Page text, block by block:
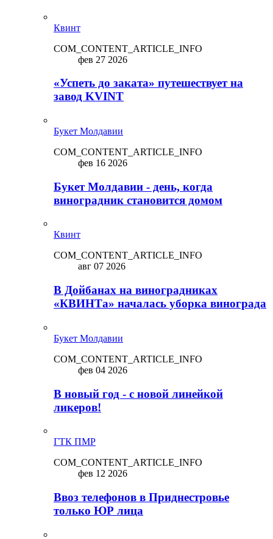
Квинт
COM_CONTENT_ARTICLE_INFO
фев 27 2026
«Успеть до заката» путешествует на
завод KVINT
Букет Молдавии
COM_CONTENT_ARTICLE_INFO
фев 16 2026
Букет Молдавии - день, когда
виноградник становится домом
Квинт
COM_CONTENT_ARTICLE_INFO
авг 07 2026
В Дойбанах на виноградниках
«КВИНТа» началась уборка винограда
Букет Молдавии
COM_CONTENT_ARTICLE_INFO
фев 04 2026
В новый год - с новой линейкой
ликepoв!
ГТК ПМР
COM_CONTENT_ARTICLE_INFO
фев 12 2026
Ввоз телефонов в Приднестровье
только ЮР лица